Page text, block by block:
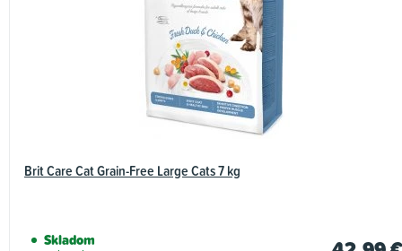
Brit Care Cat Grain-Free Large Cats 7 kg
Skladom